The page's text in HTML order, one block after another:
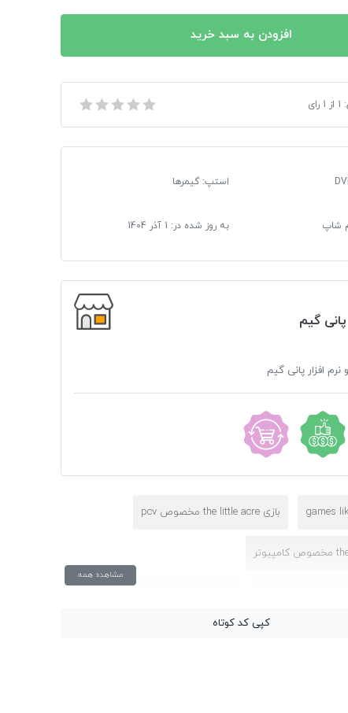
افزودن به سبد خرید
1 از 1 رای
استپ: گیمرها
شاپ به روز شده در: 1 آذر 1404
پانی گیم
افزار پانی گیم
games بازی the little acre مخصوص pcv
مشاهده همه
کپی کد کوتاه